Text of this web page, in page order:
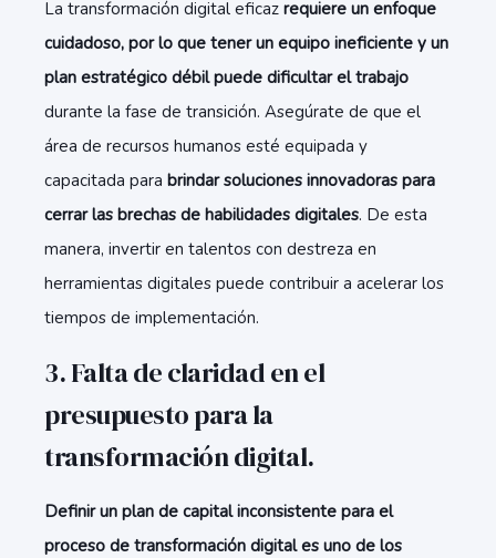
La transformación digital eficaz requiere un enfoque
cuidadoso, por lo que tener un equipo ineficiente y un
plan estratégico débil puede dificultar el trabajo
durante la fase de transición. Asegúrate de que el
área de recursos humanos esté equipada y
capacitada para brindar soluciones innovadoras para
cerrar las brechas de habilidades digitales. De esta
manera, invertir en talentos con destreza en
herramientas digitales puede contribuir a acelerar los
tiempos de implementación.
3. Falta de claridad en el
presupuesto para la
transformación digital.
Definir un plan de capital inconsistente para el
proceso de transformación digital es uno de los